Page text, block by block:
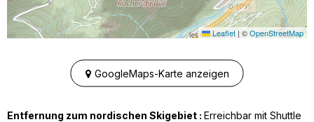
Leaflet | ©OpenStreetMap
GoogleMaps-Karte anzeigen
Entfernung zum nordischen Skigebiet : Erreichbar mit Shuttle